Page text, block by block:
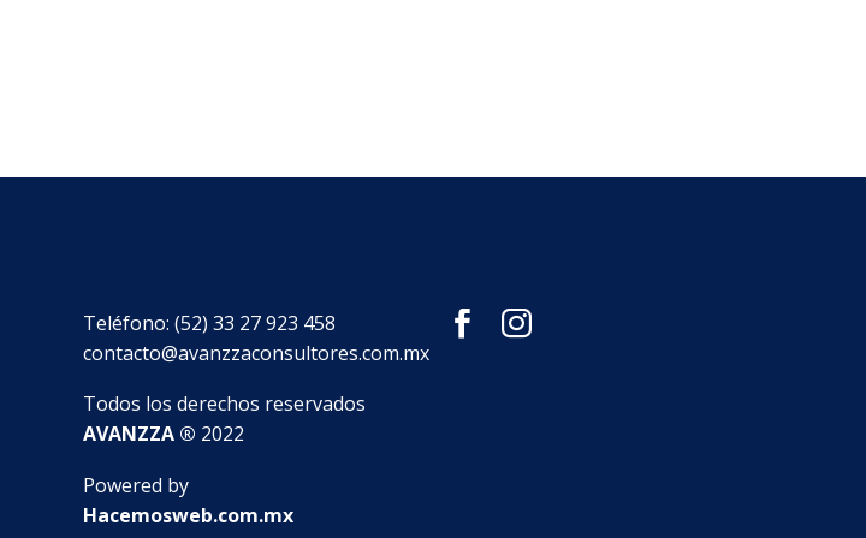
Teléfono: (52) 33 27 923 458
contacto@avanzzaconsultores.com.mx
Todos los derechos reservados
AVANZZA ® 2022
Powered by
Hacemosweb.com.mx